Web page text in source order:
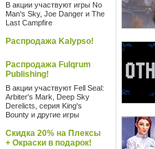
В акции участвуют игры No
Man's Sky, Joe Danger и The
Last Campfire
Распродажа Kalypso!
Распродажа Fulqrum
Publishing!
В акции участвуют Fell Seal:
Arbiter's Mark, Deep Sky
Derelicts, серия King's
Bounty и другие игры
Скидка 20% на Плексы
+ Окраски в подарок!